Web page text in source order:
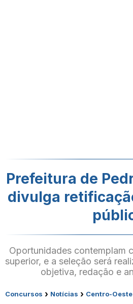
Prefeitura de
divulga
Oportunidades contemplam
superior, e a seleção será
objetiva, redação e
Concursos › Notícias › Centro-Oeste